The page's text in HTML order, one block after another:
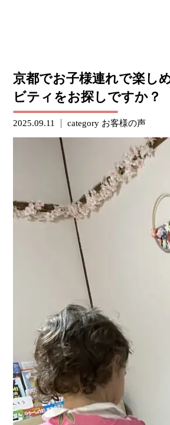
京都でお子様連れで楽し
ビティをお探しですか？
2025.09.11 category お客様の声